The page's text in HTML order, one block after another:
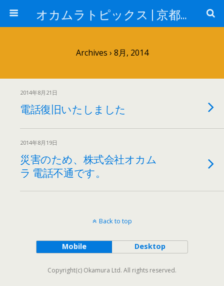
オカムラトピックス | 京都の印刷通販サイト（株）オカムラ - 封筒・挨拶状・名刺・ポストカード・ポスター・チラシ印刷、出版事業ならお任せ。
Archives › 8月, 2014
2014年8月21日
電話復旧いたしました
2014年8月19日
災害のため、株式会社オカム
ラ 電話不通です。
Back to top
Mobile Desktop
Copyright(c) Okamura Ltd. All rights reserved.